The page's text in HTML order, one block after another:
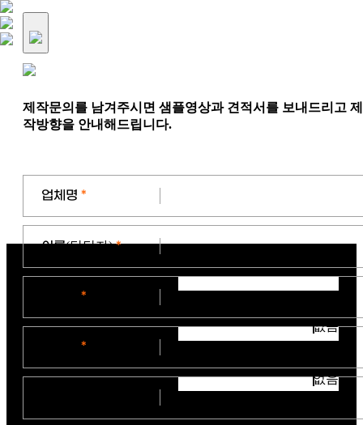
제작문의를 남겨주시면 샘플영상과 견적서를 보내드리고 제
작방향을 안내해드립니다.
업체명 *
이름(담당자) *
*
*
없음
없음